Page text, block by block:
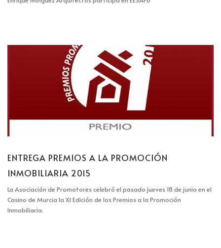
ENTREGA PREMIOS A LA PROMOCIÓN
INMOBILIARIA 2015
La Asociación de Promotores celebró el pasado jueves 18 de junio en el
Casino de Murcia la XI Edición de los Premios a la Promoción
Inmobiliaria.